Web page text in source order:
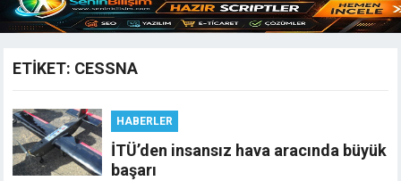
ETIKET: CESSNA
HABERLER
İTÜ’den insansız hava aracında büyük
başarı